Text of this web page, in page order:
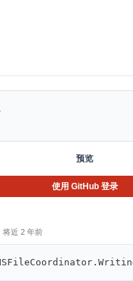
预览
使用 GitHub 登录
将近 2 年前